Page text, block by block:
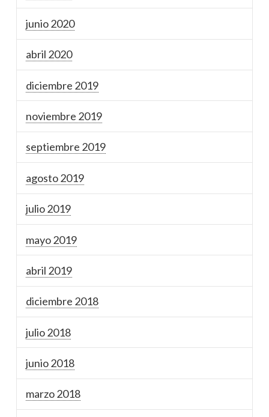
junio 2020
abril 2020
diciembre 2019
noviembre 2019
septiembre 2019
agosto 2019
julio 2019
mayo 2019
abril 2019
diciembre 2018
julio 2018
junio 2018
marzo 2018